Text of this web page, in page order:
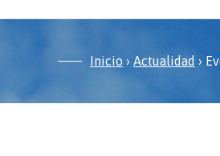
Inicio › Actualidad ›